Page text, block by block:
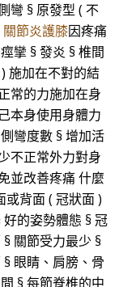
彎 § 原發型 ( 不
關節炎護膝因疼痛
攣 § 發炎 § 椎間
施加在不對的結
常的力施加在身
本身使用身體力
彎度數 § 增加活
不正常外力對身
並改善疼痛 什麼
或背面 ( 冠狀面 )
好的姿勢體態 § 冠
關節受力最少 §
眼睛、肩膀、骨
§ 每節脊椎的中